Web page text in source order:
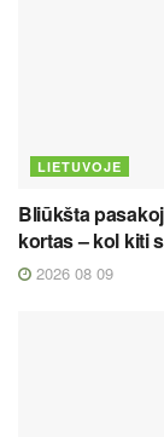
LIETUVOJE
Bliūkšta
kortas – kol kiti
2026 08 09